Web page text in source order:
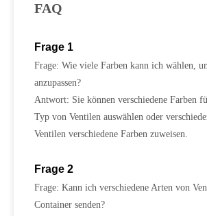
FAQ
Frage 1
Frage: Wie viele Farben kann ich wählen,
anzupassen?
Antwort: Sie können verschiedene Farben
Typ von Ventilen auswählen oder
Ventilen verschiedene Farben zuweisen.
Frage 2
Frage: Kann ich verschiedene Arten von
Container senden?